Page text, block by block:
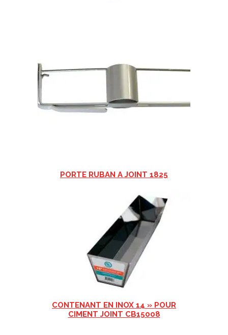
PORTE RUBAN A JOINT 1825
CONTENANT EN INOX 14 » POUR
CIMENT JOINT CB15008